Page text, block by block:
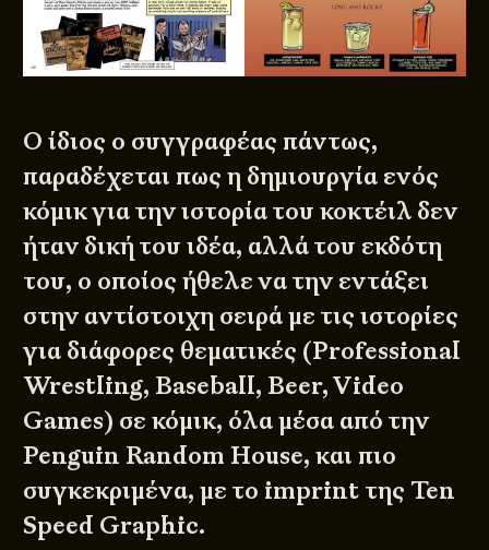
Ο ίδιος ο συγγραφέας πάντως,
παραδέχεται πως η δημιουργία ενός
κόμικ για την ιστορία του κοκτέιλ δεν
ήταν δική του ιδέα, αλλά του εκδότη
του, ο οποίος ήθελε να την εντάξει
στην αντίστοιχη σειρά με τις ιστορίες
για διάφορες θεματικές (Professional
Wrestling, Baseball, Beer, Video
Games) σε κόμικ, όλα μέσα από την
Penguin Random House, και πιο
συγκεκριμένα, με το imprint της Ten
Speed Graphic.